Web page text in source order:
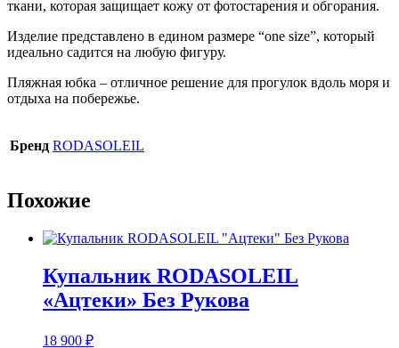
ткани, которая защищает кожу от фотостарения и обгорания.
Изделие представлено в едином размере “one size”, который
идеально садится на любую фигуру.
Пляжная юбка – отличное решение для прогулок вдоль моря и
отдыха на побережье.
Бренд RODASOLEIL
Похожие
Купальник RODASOLEIL
«Ацтеки» Без Рукова
18 900 ₽